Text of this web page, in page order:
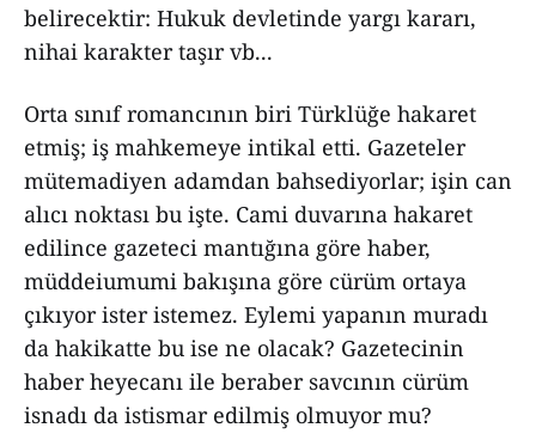
belirecektir: Hukuk devletinde yargı kararı,
nihai karakter taşır vb...
Orta sınıf romancının biri Türklüğe hakaret
etmiş; iş mahkemeye intikal etti. Gazeteler
mütemadiyen adamdan bahsediyorlar; işin can
alıcı noktası bu işte. Cami duvarına hakaret
edilince gazeteci mantığına göre haber,
müddeiumumi bakışına göre cürüm ortaya
çıkıyor ister istemez. Eylemi yapanın muradı
da hakikatte bu ise ne olacak? Gazetecinin
haber heyecanı ile beraber savcının cürüm
isnadı da istismar edilmiş olmuyor mu?